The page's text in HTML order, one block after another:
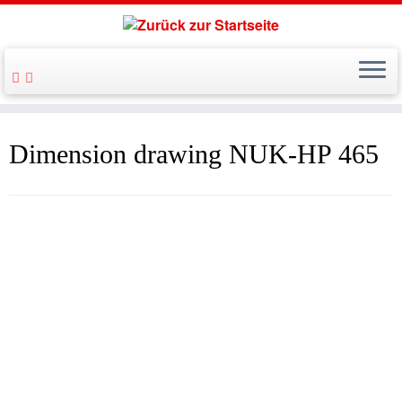
Dimension drawing NUK-HP 465